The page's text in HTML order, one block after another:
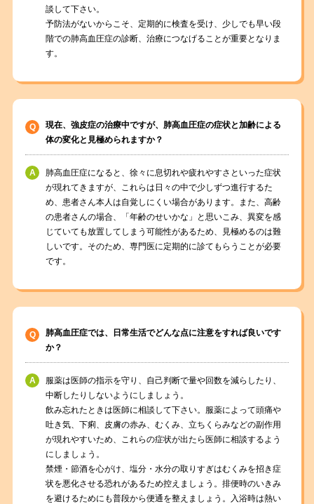
談して下さい。
予防法がないからこそ、定期的に検査を受け、少しでも早い段
階での肺高血圧症の診断、治療につなげることが重要となりま
す。
現在、強皮症の治療中ですが、肺高血圧症の症状と加齢による
体の変化と見極められますか？
肺高血圧症になると、徐々に息切れや疲れやすさといった症状
が現れてきますが、これらは日々の中で少しずつ進行するた
め、患者さん本人は自覚しにくい場合があります。また、高齢
の患者さんの場合、「年齢のせいかな」と思いこみ、異変を感
じていても放置してしまう可能性があるため、見極めるのは難
しいです。そのため、専門医に定期的に診てもらうことが必要
です。
肺高血圧症では、日常生活でどんな点に注意をすれば良いです
か？
服薬は医師の指示を守り、自己判断で量や回数を減らしたり、
中断したりしないようにしましょう。
飲み忘れたときは医師に相談して下さい。服薬によって頭痛や
吐き気、下痢、皮膚の赤み、むくみ、立ちくらみなどの副作用
が現れやすいため、これらの症状が出たら医師に相談するよう
にしましょう。
禁煙・節酒を心がけ、塩分・水分の取りすぎはむくみを招き症
状を悪化させる恐れがあるため控えましょう。排便時のいきみ
を避けるためにも普段から便通を整えましょう。入浴時は熱い